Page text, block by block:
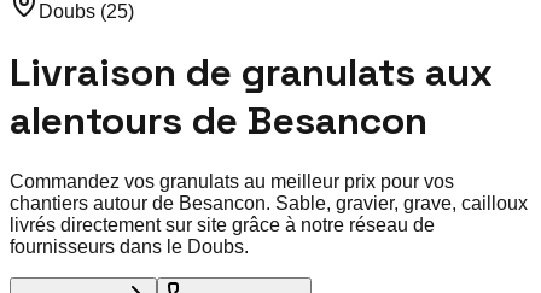
Doubs (25)
Livraison de granulats aux
alentours de Besancon
Commandez vos granulats au meilleur prix pour vos
chantiers autour de Besancon. Sable, gravier, grave, cailloux
livrés directement sur site grâce à notre réseau de
fournisseurs dans le Doubs.